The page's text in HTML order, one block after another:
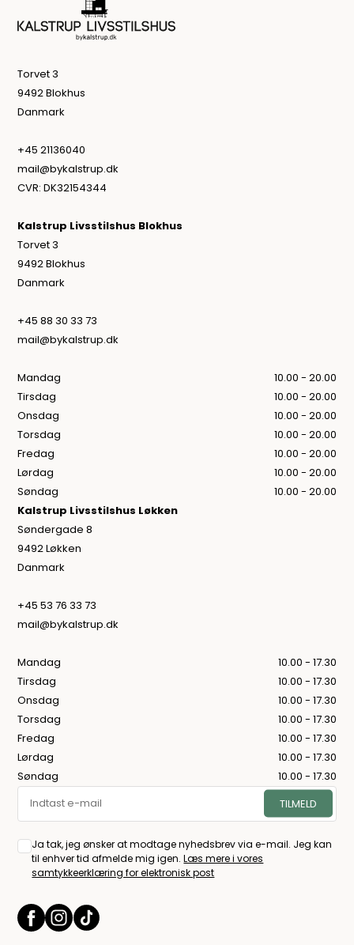
Torvet 3
9492 Blokhus
Danmark
+45 21136040
mail@bykalstrup.dk
CVR: DK32154344
Kalstrup Livsstilshus Blokhus
Torvet 3
9492 Blokhus
Danmark
+45 88 30 33 73
mail@bykalstrup.dk
Mandag
10.00 - 20.00
Tirsdag
10.00 - 20.00
Onsdag
10.00 - 20.00
Torsdag
10.00 - 20.00
Fredag
10.00 - 20.00
Lørdag
10.00 - 20.00
Søndag
10.00 - 20.00
Kalstrup Livsstilshus Løkken
Søndergade 8
9492 Løkken
Danmark
+45 53 76 33 73
mail@bykalstrup.dk
Mandag
10.00 - 17.30
Tirsdag
10.00 - 17.30
Onsdag
10.00 - 17.30
Torsdag
10.00 - 17.30
Fredag
10.00 - 17.30
Lørdag
10.00 - 17.30
Søndag
10.00 - 17.30
Ja tak, jeg ønsker at modtage nyhedsbrev via e-mail. Jeg kan
til enhver tid afmelde mig igen.Læs mere i vores
samtykkeerklæring for elektronisk post